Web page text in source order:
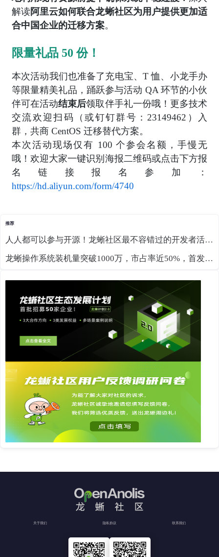
解读阿里云如何联合龙蜥社区为用户提供更加适
合中国企业的迁移方案。
限量礼品 50 份！
本次活动我们也准备了充电宝、T 恤、小龙手办
等限量精美礼品，踊跃参与活动 QA 环节的小伙
伴可在活动结束后领取伴手礼一份哦！更多技术
交流欢迎扫码（或钉钉群号：23149462）入
群，共商 CentOS 迁移替代方案。
本次活动现场仅有 100 个参会名额，手慢无
哦！欢迎大家一键识别海报二维码或点击下方报
名链接报名参加：
https://hd.aliyun.com/form/4740
推荐
人人都可以参与开源！龙蜥社区最不容错过的开发者活动来了
龙蜥操作系统装机量突破1000万，市占率近50%，首发支持RISC-V RVA23预览版！
关于我们 隐私协议 联系我们